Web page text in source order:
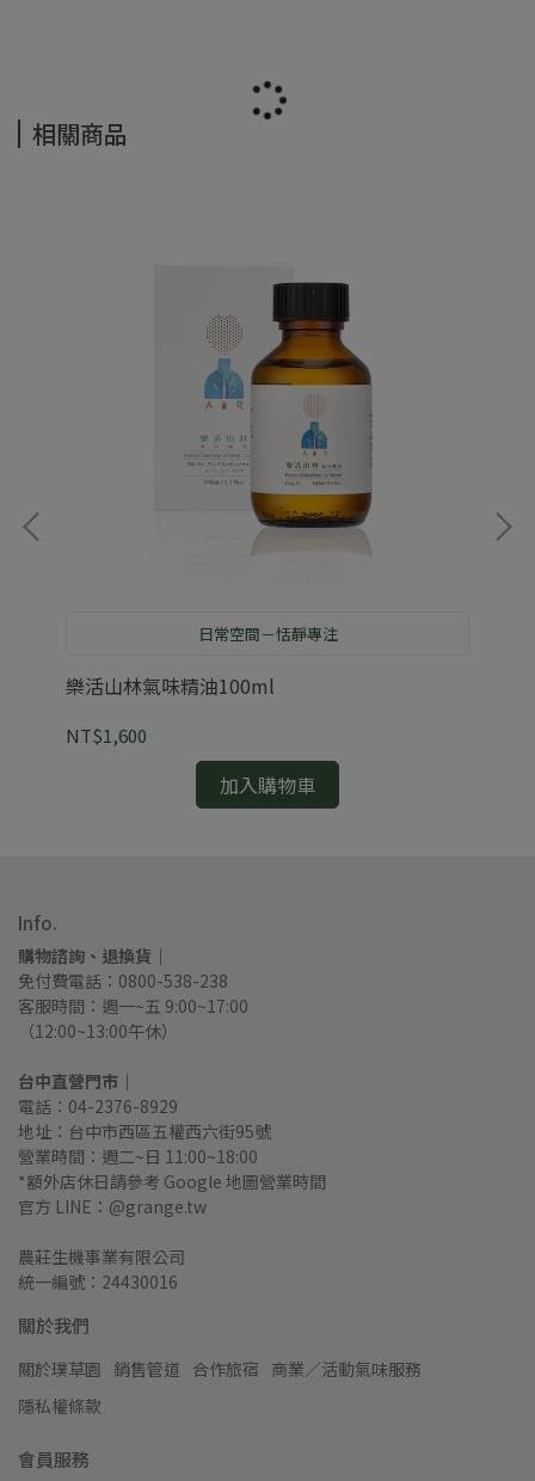
相關商品
日常空間－恬靜專注
樂活山林氣味精油100ml
NT$1,600
加入購物車
Info.
購物諮詢、退換貨｜
免付費電話：0800-538-238
客服時間：週一~五 9:00~17:00
（12:00~13:00午休）
台中直營門市｜
電話：04-2376-8929
地址：台中市西區五權西六街95號
營業時間：週二~日 11:00~18:00
*額外店休日請參考 Google 地圖營業時間
官方 LINE：@grange.tw
農莊生機事業有限公司
統一編號：24430016
關於我們
關於璞草園 銷售管道 合作旅宿 商業／活動氣味服務
隱私權條款
會員服務